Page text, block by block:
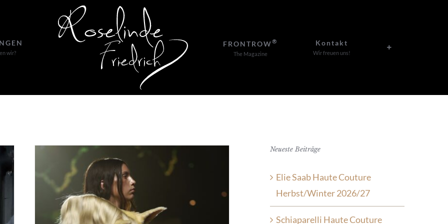
wir?
FRONTROW®
The Magazine
Kontakt
Wir freuen uns!
Neueste Beiträge
Elie Saab Haute Couture
Herbst/Winter 2026/27
Schiaparelli Haute Couture